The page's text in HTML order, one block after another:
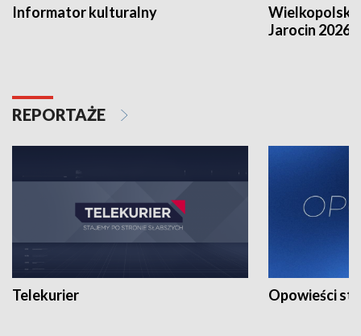
Informator kulturalny
Jarocin 2026
REPORTAŻE
Telekurier Opowieści